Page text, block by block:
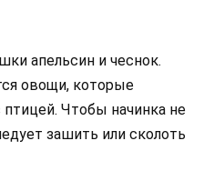
апельсин и чеснок.
овощи, которые
Чтобы начинка не
зашить или сколоть